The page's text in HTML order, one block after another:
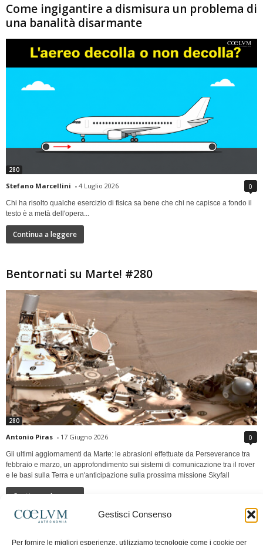
Gestisci Consenso
Per fornire le migliori esperienze, utilizziamo tecnologie come i cookie per
Come ingigantire a dismisura un problema di
una banalità disarmante
280
Stefano Marcellini - 4 Luglio 2026 0
Chi ha risolto qualche esercizio di fisica sa bene che chi ne capisce a fondo il
testo è a metà dell'opera...
Continua a leggere
Bentornati su Marte! #280
280
Antonio Piras - 17 Giugno 2026 0
Gli ultimi aggiornamenti da Marte: le abrasioni effettuate da Perseverance tra
febbraio e marzo, un approfondimento sui sistemi di comunicazione tra il rover
e le basi sulla Terra e un'anticipazione sulla prossima missione Skyfall
Continua a leggere